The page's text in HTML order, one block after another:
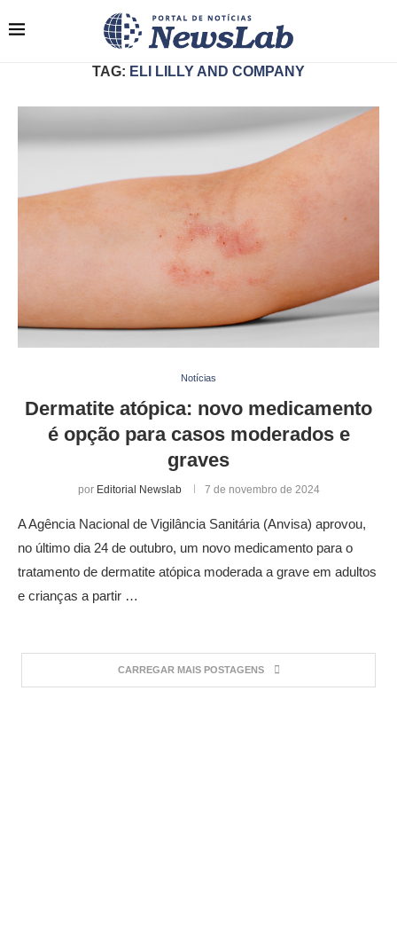
TAG: ELI LILLY AND COMPANY
Notícias
Dermatite atópica: novo medicamento
é opção para casos moderados e
graves
por Editorial Newslab 7 de novembro de 2024
A Agência Nacional de Vigilância Sanitária (Anvisa) aprovou,
no último dia 24 de outubro, um novo medicamento para o
tratamento de dermatite atópica moderada a grave em adultos
e crianças a partir …
CARREGAR MAIS POSTAGENS